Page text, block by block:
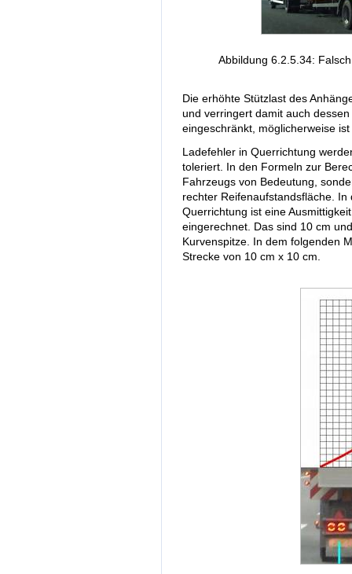
Abbildung 6.2.5.34:
Die erhöhte Stützlast des
und verringert damit auch
eingeschränkt, möglicherweise
Ladefehler in Querrichtung
toleriert. In den Formeln zur
Fahrzeugs von Bedeutung,
rechter Reifenaufstandsfläche.
Querrichtung ist eine
eingerechnet. Das sind 10 cm
Kurvenspitze. In dem folgenden
Strecke von 10 cm x 10 cm.